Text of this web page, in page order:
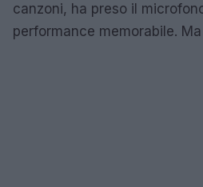
canzoni, ha preso il
performance memorabile.